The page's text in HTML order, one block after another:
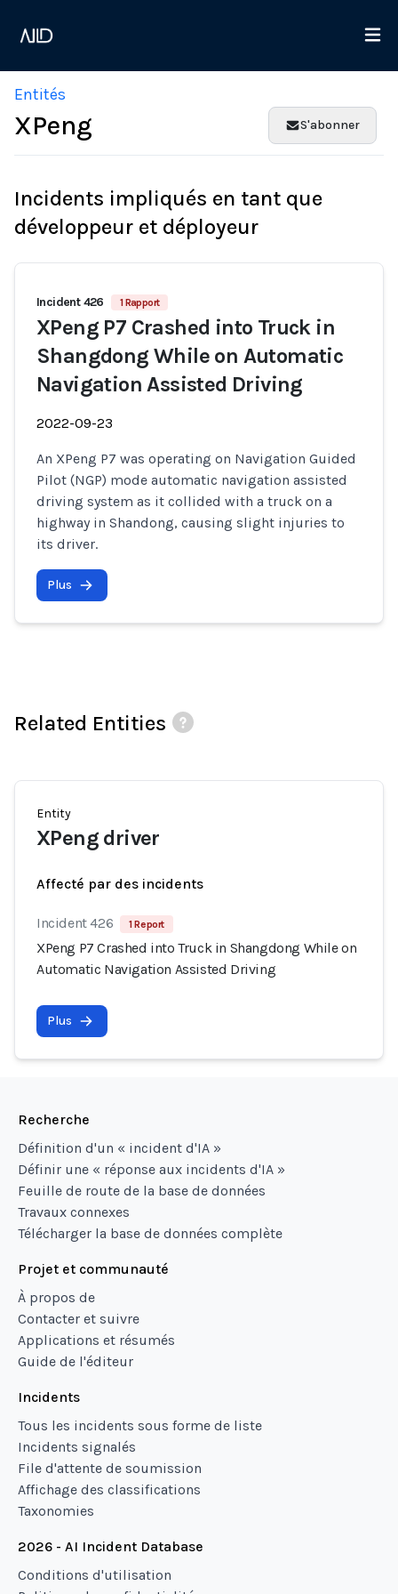
Entités
XPeng S'abonner
Incidents impliqués en tant que
développeur et déployeur
Incident 426 1 Rapport
XPeng P7 Crashed into Truck in
Shangdong While on Automatic
Navigation Assisted Driving
2022-09-23
An XPeng P7 was operating on Navigation Guided
Pilot (NGP) mode automatic navigation assisted
driving system as it collided with a truck on a
highway in Shandong, causing slight injuries to
its driver.
Plus
Related Entities
Entity
XPeng driver
Affecté par des incidents
Incident 426 1 Report
XPeng P7 Crashed into Truck in Shangdong While on
Automatic Navigation Assisted Driving
Plus
Recherche
Définition d'un « incident d'IA »
Définir une « réponse aux incidents d'IA »
Feuille de route de la base de données
Travaux connexes
Télécharger la base de données complète
Projet et communauté
À propos de
Contacter et suivre
Applications et résumés
Guide de l'éditeur
Incidents
Tous les incidents sous forme de liste
Incidents signalés
File d'attente de soumission
Affichage des classifications
Taxonomies
2026 - AI Incident Database
Conditions d'utilisation